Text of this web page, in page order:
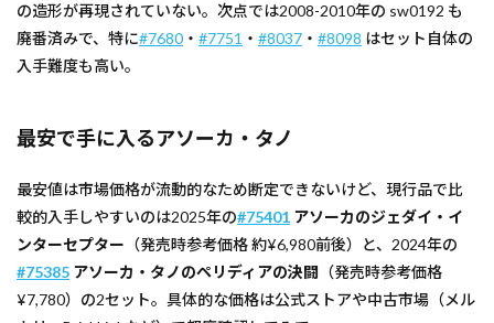
の造形が再現されていない。次点では2008-2010年の sw0192 も
廃番済みで、特に#7680 ・ #7751 ・ #8037 ・ #8098 はセット自体の
入手難度も高い。
最安で手に入るアソーカ・タノ
最安値は市場価格が流動的なため断定できないけど、現行品で比
較的入手しやすいのは2025年の#75401 アソーカのジェダイ・イ
ンターセプター （発売時参考価格 約¥6,980前後）と、2024年の
#75385 アソーカ・タノのペリディアの決闘 （発売時参考価格
¥7,780）の2セット。具体的な価格は公式ストアや中古市場（メル